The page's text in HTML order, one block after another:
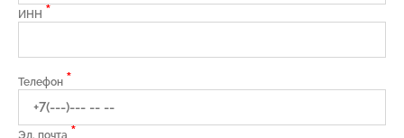
ИНН *
Телефон *
Эл. почта *